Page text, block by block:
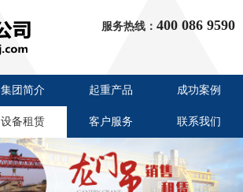
服务热线： 400 086 9590
集团简介 起重产品 成功案例
设备租赁 客户服务 联系我们